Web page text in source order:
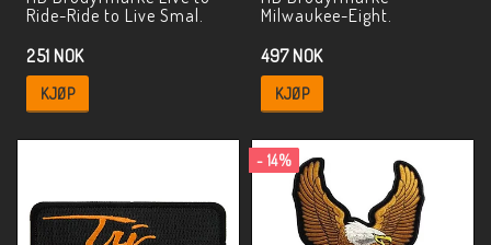
Ride-Ride to Live Smal.
251 NOK
KJØP
Milwaukee-Eight.
497 NOK
KJØP
- 14%